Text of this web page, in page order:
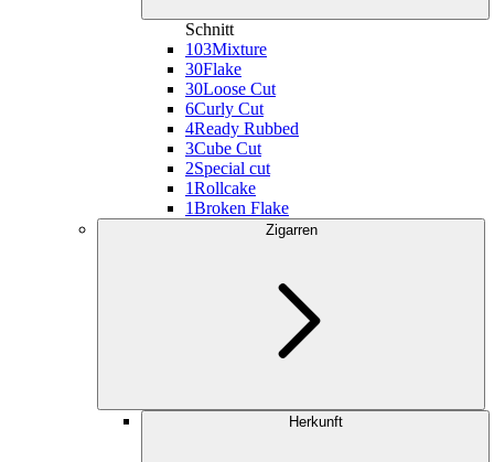
Schnitt
103Mixture
30Flake
30Loose Cut
6Curly Cut
4Ready Rubbed
3Cube Cut
2Special cut
1Rollcake
1Broken Flake
Zigarren
Herkunft